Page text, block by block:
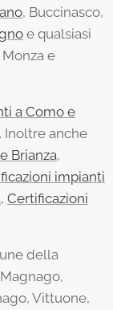
, Buccinasco,
e qualsiasi
e
a Como e
Inoltre anche
Brianza,
impianti
, Certificazioni
della
Vittuone,